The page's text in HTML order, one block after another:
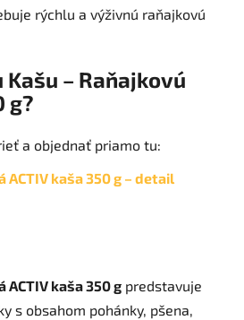
rýchlu a výživnú raňajkovú
– Raňajkovú
g?
a objednať priamo tu:
ACTIV kaša 350 g – detail
ACTIV kaša 350 g predstavuje
s obsahom pohánky, pšena,